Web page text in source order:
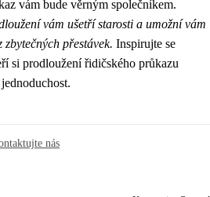
vám bude věrným společníkem.
vám ušetří starosti a umožní vám
přestávek. Inspirujte se
si prodloužení řidičského průkazu
nás